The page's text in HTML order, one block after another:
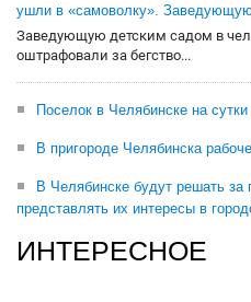
ушли в «самоволку».
Заведующую детским садом в
оштрафовали за бегство...
Поселок в Челябинске на
В пригороде Челябинска
В Челябинске будут решать за
представлять их интересы в
ИНТЕРЕСНОЕ